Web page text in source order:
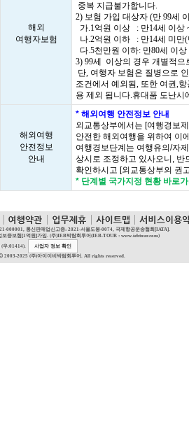
해외
여행자보험
중복 지급불가합니다.
2) 보험 가입 대상자 (만 99세
가.1억원 이상 : 만14세 이상
나.2억원 이하 : 만14세 미만
다.5천만원 이하: 만80세 이
3) 99세 이상의 경우 개별적
단, 여행자 보험은 질병으로
조건에서 예외됨, 또한 여권,
용 제외 됩니다.휴대품 도난
해외여행
안전정보
안내
* 해외여행 안전정보 안내
외교통상부에서는 [여행경보
안전한 해외여행을 위하여 이
여행경보단계는 여행유의/자
상시로 조정하고 있사오니, 반
확인하시고 [외교통상부의 권
* 단계별 국가지정 현황 바로
000001, 통신판매업신고증: 2021-서울도봉-0074, 국제항공운송협회[IATA].
증보험[1억원]가입. (주)IEB박람회투어(IEB-TOUR : www.iebtour.com)
(우:01414).
사업자 정보 확인
2003-2025 (주)아이이비박람회투어. All rights reserved.